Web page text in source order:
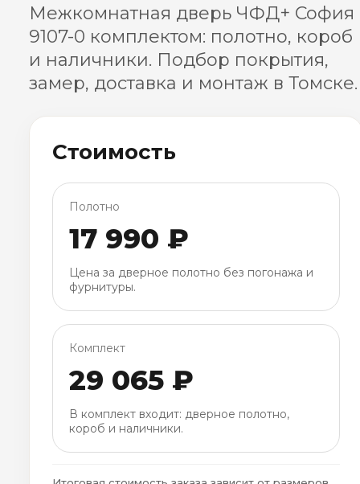
Межкомнатная дверь ЧФД+ София
9107-0 комплектом: полотно, короб
и наличники. Подбор покрытия,
замер, доставка и монтаж в Томске.
Стоимость
Полотно
17 990 ₽
Цена за дверное полотно без погонажа и
фурнитуры.
Комплект
29 065 ₽
В комплект входит: дверное полотно,
короб и наличники.